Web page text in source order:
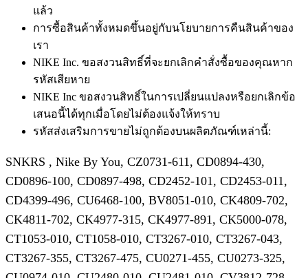
แล้ว
การซื้อสินค้าทั้งหมดขึ้นอยู่กับนโยบายการคืนสินค้าของ
เรา
NIKE Inc. ขอสงวนสิทธิ์ที่จะยกเลิกคำสั่งซื้อของคุณหาก
รหัสเสียหาย
NIKE Inc ขอสงวนสิทธิ์ในการเปลี่ยนแปลงหรือยกเลิกข้อ
เสนอนี้ได้ทุกเมื่อโดยไม่ต้องแจ้งให้ทราบ
รหัสส่งเสริมการขายไม่ถูกต้องบนผลิตภัณฑ์เหล่านี้:
SNKRS , Nike By You, CZ0731-611, CD0894-430,
CD0896-100, CD0897-498, CD2452-101, CD2453-011,
CD4399-496, CU6468-100, BV8051-010, CK4809-702,
CK4811-702, CK4977-315, CK4977-891, CK5000-078,
CT1053-010, CT1058-010, CT3267-010, CT3267-043,
CT3267-355, CT3267-475, CU0271-455, CU0273-325,